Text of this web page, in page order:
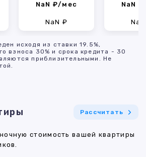
NaN ₽/мес
NaN ₽
NaN
исходя из ставки 19.5%,
взноса 30% и срока кредита - 30
приблизительными. Не
Рассчитать
стоимость вашей квартиры